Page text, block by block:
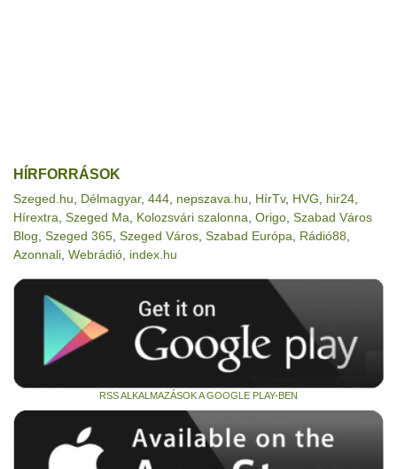
HÍRFORRÁSOK
Szeged.hu Délmagyar, 444 nepszava.hu HírTv, HVG hir24
Hírextra Szeged Ma Kolozsvári szalonna Origo Szabad Város
Blog Szeged 365 Szeged Város Szabad Európa Rádió88
Azonnali Webrádió index.hu
RSS ALKALMAZÁSOK A GOOGLE PLAY-BEN